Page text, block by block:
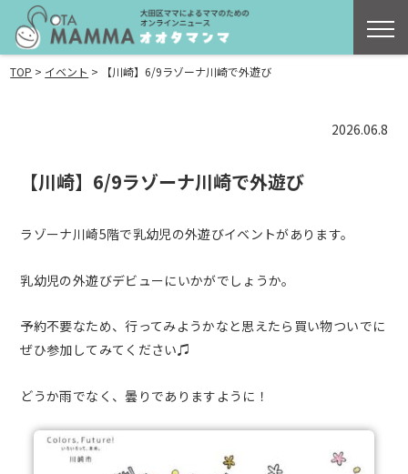
TOP > イベント > 【川崎】6/9ラゾーナ川崎で外遊び
2026.06.8
【川崎】6/9ラゾーナ川崎で外遊び
ラゾーナ川崎5階で乳幼児の外遊びイベントがあります。
乳幼児の外遊びデビューにいかがでしょうか。
予約不要なため、行ってみようかなと思えたら買い物ついでに
ぜひ参加してみてください♫
どうか雨でなく、曇りでありますように！